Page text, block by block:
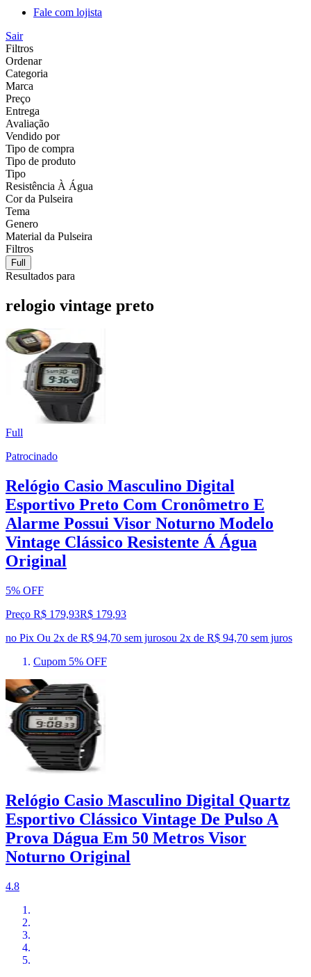
Fale com lojista
Sair
Filtros
Ordenar
Categoria
Marca
Preço
Entrega
Avaliação
Vendido por
Tipo de compra
Tipo de produto
Tipo
Resistência À Água
Cor da Pulseira
Tema
Genero
Material da Pulseira
Filtros
Full
Resultados para
relogio vintage preto
Full
Patrocinado
Relógio Casio Masculino Digital
Esportivo Preto Com Cronômetro E
Alarme Possui Visor Noturno Modelo
Vintage Clássico Resistente Á Água
Original
5% OFF
Preço R$ 179,93R$ 179,93
no Pix Ou 2x de R$ 94,70 sem jurosou 2x de R$ 94,70 sem juros
Cupom 5% OFF
Relógio Casio Masculino Digital Quartz
Esportivo Clássico Vintage De Pulso A
Prova Dágua Em 50 Metros Visor
Noturno Original
4.8